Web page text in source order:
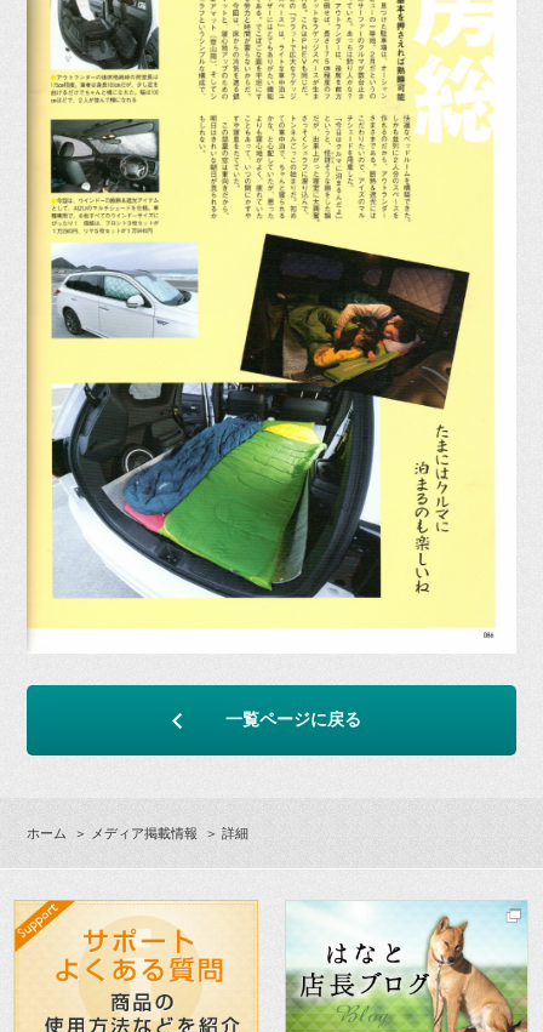
一覧ページに戻る
ホーム ＞ メディア掲載情報 ＞ 詳細